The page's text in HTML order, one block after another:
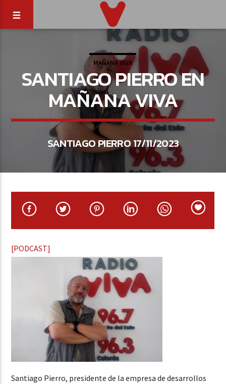
MAÑANA VIVA
SANTIAGO PIERRO EN
MAÑANA VIVA
SANTIAGO PIERRO 17/11/2023
[PODCAST]
Santiago Pierro, presidente de la empresa de desarrollos